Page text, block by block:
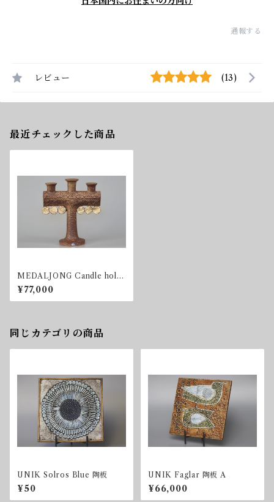
通報する
レビュー (13)
最近チェックした商品
MEDALJONG Candle hold
er
¥77,000
同じカテゴリの商品
UNIK Solros Blue 陶板
¥50
UNIK Faglar 陶板 A
¥66,000